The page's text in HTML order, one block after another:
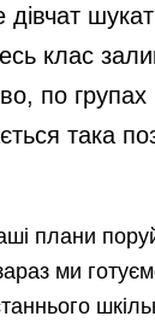
дівчат
клас
по групах
така
плани
ми